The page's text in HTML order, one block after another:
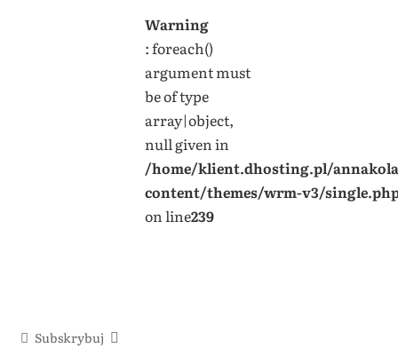
Warning
: foreach()
argument must
be of type
array|object,
null given in
/home/klient.dhosting.pl/
content/themes/wrm-v3/
on line239
Subskrybuj